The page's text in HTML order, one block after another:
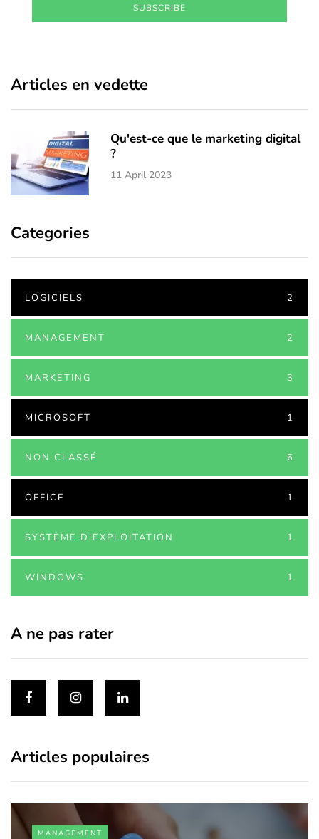
SUBSCRIBE
Articles en vedette
Qu'est-ce que le marketing digital
?
11 April 2023
Categories
LOGICIELS 2
MANAGEMENT 2
MARKETING 3
MICROSOFT 1
NON CLASSÉ 6
OFFICE 1
SYSTÈME D'EXPLOITATION 1
WINDOWS 1
A ne pas rater
Articles populaires
MANAGEMENT